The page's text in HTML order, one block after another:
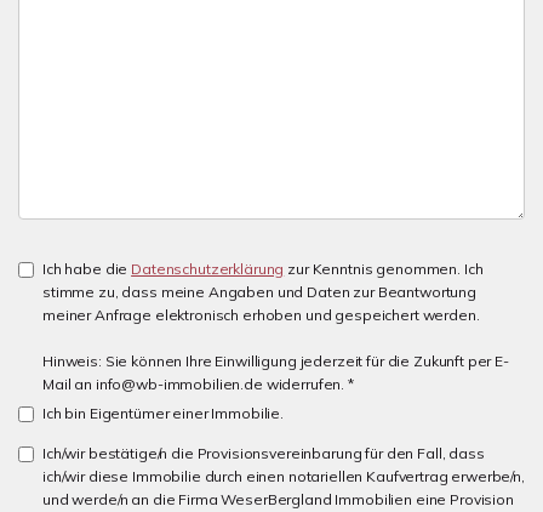
Ich habe die Datenschutzerklärung zur Kenntnis genommen. Ich
stimme zu, dass meine Angaben und Daten zur Beantwortung
meiner Anfrage elektronisch erhoben und gespeichert werden.
Hinweis: Sie können Ihre Einwilligung jederzeit für die Zukunft per E-
Mail an info@wb-immobilien.de widerrufen. *
Ich bin Eigentümer einer Immobilie.
Ich/wir bestätige/n die Provisionsvereinbarung für den Fall, dass
ich/wir diese Immobilie durch einen notariellen Kaufvertrag erwerbe/n,
und werde/n an die Firma WeserBergland Immobilien eine Provision